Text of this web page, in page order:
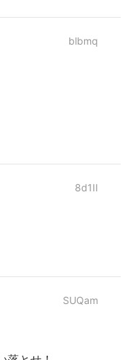
blbmq
8d1II
SUQam